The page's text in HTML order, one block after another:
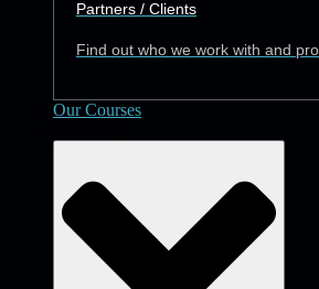
Partners / Clients
Find out who we work with and
Our Courses